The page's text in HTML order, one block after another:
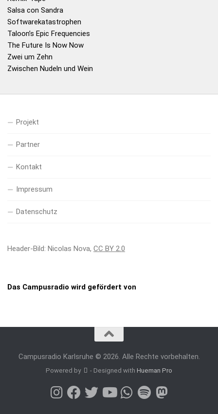
Salsa con Sandra
Softwarekatastrophen
Taloon’s Epic Frequencies
The Future Is Now Now
Zwei um Zehn
Zwischen Nudeln und Wein
Projekt
Partner
Kontakt
Impressum
Datenschutz
Header-Bild: Nicolas Nova, CC BY 2.0
Das Campusradio wird gefördert von
Campusradio Karlsruhe © 2026. Alle Rechte vorbehalten.
Powered by - Designed withHueman Pro